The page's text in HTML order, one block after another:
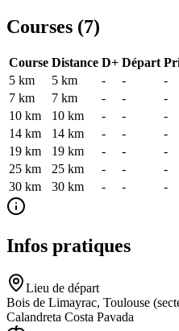
Courses (7)
Course Distance D+ Départ
5 km
5 km - - -
7 km
7 km - - -
10 km
10 km - - -
14 km
14 km - - -
19 km
19 km - - -
25 km
25 km - - -
30 km
30 km - - -
Infos pratiques
Lieu de départ
Bois de Limayrac, Toulouse
Calandreta Costa Pavada